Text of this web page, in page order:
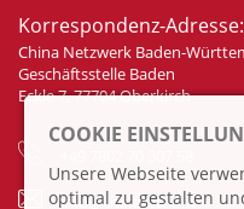
Korrespondenz-Adresse:
China Netzwerk Baden-
Geschäftsstelle Baden
Eckle 7, 77704 Oberkirch
info@china-bw.net
COOKIE
Unsere Webseite
optimal zu gestalten